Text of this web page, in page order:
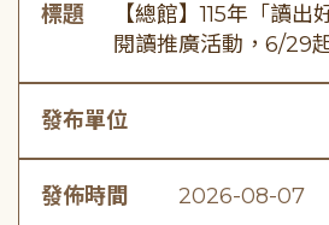
標題
【總館】115年「讀
閱讀推廣活動，6/29
發布單位
發佈時間 2026-08-07